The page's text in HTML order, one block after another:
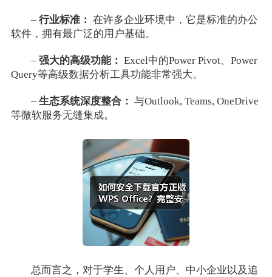
–行业标准： 在许多企业环境中，它是标准的办公
软件，拥有最广泛的用户基础。
–强大的高级功能： Excel中的Power Pivot、Power
Query等高级数据分析工具功能非常强大。
–生态系统深度整合： 与Outlook, Teams, OneDrive
等微软服务无缝集成。
总而言之，对于学生、个人用户、中小企业以及追